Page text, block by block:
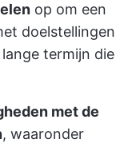
op om een
doelstellingen
termijn die
met de
, waaronder